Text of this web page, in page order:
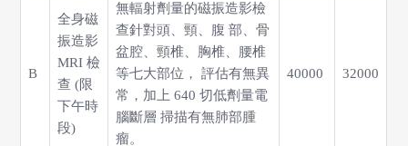
B
全身磁
振造影
MRI 檢
查 (限
下午時
段)
無輻射劑量的磁振造影檢
查針對頭、頸、腹 部、骨
盆腔、頸椎、胸椎、腰椎
等七大部位， 評估有無異
常，加上 640 切低劑量電
腦斷層 掃描有無肺部腫
瘤。
40000 32000